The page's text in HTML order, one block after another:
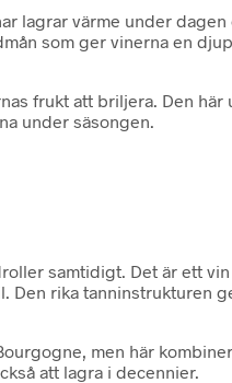
lagrar värme under
som ger vinerna en
frukt att briljera. Den här
under säsongen.
samtidigt. Det är ett
Den rika tanninstrukturen
men här
att lagra i decennier.